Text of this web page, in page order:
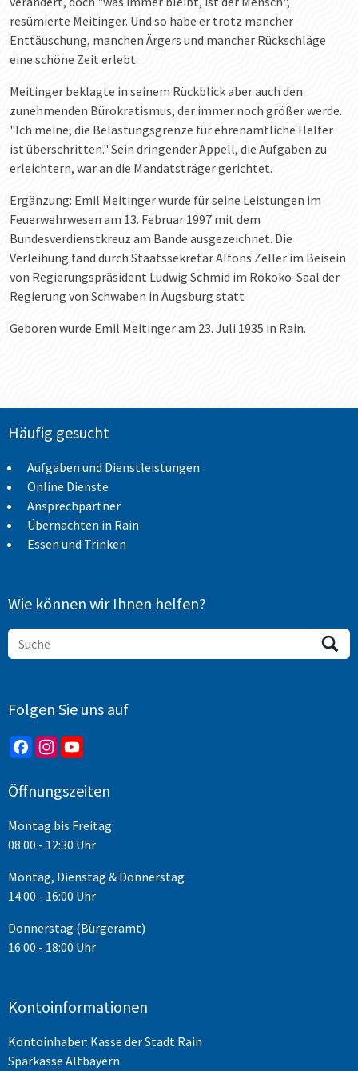
resümierte Meitinger. Und so habe er trotz mancher
Enttäuschung, manchen Ärgers und mancher Rückschläge
eine schöne Zeit erlebt.
Meitinger beklagte in seinem Rückblick aber auch den
zunehmenden Bürokratismus, der immer noch größer werde.
"Ich meine, die Belastungsgrenze für ehrenamtliche Helfer
ist überschritten." Sein dringender Appell, die Aufgaben zu
erleichtern, war an die Mandatsträger gerichtet.
Ergänzung: Emil Meitinger wurde für seine Leistungen im
Feuerwehrwesen am 13. Februar 1997 mit dem
Bundesverdienstkreuz am Bande ausgezeichnet. Die
Verleihung fand durch Staatssekretär Alfons Zeller im Beisein
von Regierungspräsident Ludwig Schmid im Rokoko-Saal der
Regierung von Schwaben in Augsburg statt
Geboren wurde Emil Meitinger am 23. Juli 1935 in Rain.
Häufig gesucht
Aufgaben und Dienstleistungen
Online Dienste
Ansprechpartner
Übernachten in Rain
Essen und Trinken
Wie können wir Ihnen helfen?
Folgen Sie uns auf
Öffnungszeiten
Montag bis Freitag
08:00 - 12:30 Uhr
Montag, Dienstag & Donnerstag
14:00 - 16:00 Uhr
Donnerstag (Bürgeramt)
16:00 - 18:00 Uhr
Kontoinformationen
Kontoinhaber: Kasse der Stadt Rain
Sparkasse Altbayern